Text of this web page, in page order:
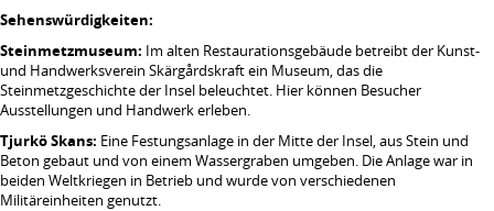
Sehenswürdigkeiten:
Steinmetzmuseum: Im alten Restaurationsgebäude betreibt der Kunst-
und Handwerksverein Skärgårdskraft ein Museum, das die
Steinmetzgeschichte der Insel beleuchtet. Hier können Besucher
Ausstellungen und Handwerk erleben.
Tjurkö Skans: Eine Festungsanlage in der Mitte der Insel, aus Stein und
Beton gebaut und von einem Wassergraben umgeben. Die Anlage war in
beiden Weltkriegen in Betrieb und wurde von verschiedenen
Militäreinheiten genutzt.